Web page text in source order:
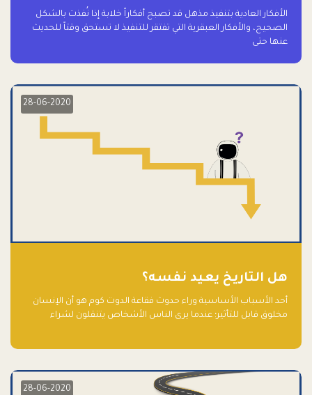
الأفكار العادية بتنفيذ مذهل قد تصبح أفكاراً خلابة إذا نُفذت بالشكل
الصحيح، والأفكار العبقرية التي تفتقر للتنفيذ لا تستحق وقتاً للحديث
عنها حتى
28-06-2020
هل التاريخ يعيد نفسه؟
أحد الأسباب الأساسية وراء حدوث فقاعة الدوت كوم هو أن الإنسان
مخلوق قابل للتأثير؛ عندما يرى الناس الأشخاص يتنقلون لشراء
28-06-2020